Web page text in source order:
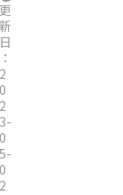
更
新
日
：
2
0
2
3-
0
5-
0
2